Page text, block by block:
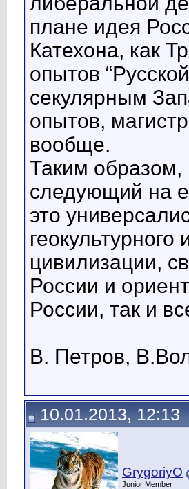
плане идея
Катехона, как
опытов
секулярным
опытов,
вообще.
Таким
следующий на
это
цивилизации,
России и
России, так и
В. Петров,
10.01.2013, 12:13
GrygoriyO
Junior Member